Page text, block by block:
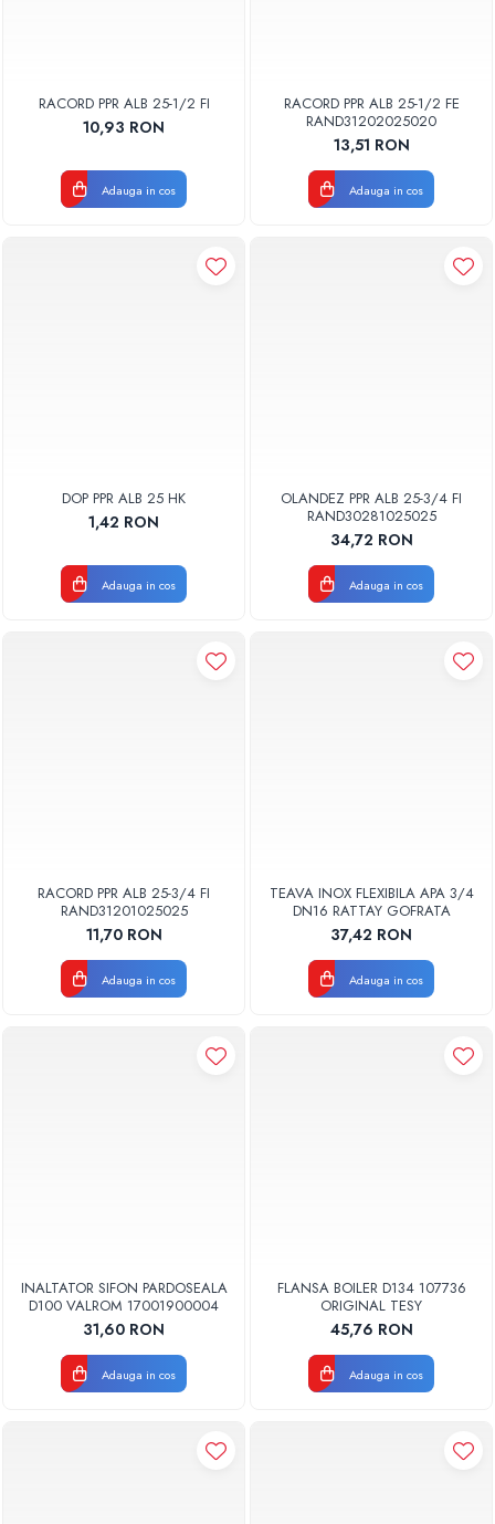
RACORD PPR ALB 25-1/2 FI
10,93 RON
Adauga in cos
RACORD PPR ALB 25-1/2 FE
RAND31202025020
13,51 RON
Adauga in cos
DOP PPR ALB 25 HK
1,42 RON
Adauga in cos
OLANDEZ PPR ALB 25-3/4 FI
RAND30281025025
34,72 RON
Adauga in cos
RACORD PPR ALB 25-3/4 FI
RAND31201025025
11,70 RON
Adauga in cos
TEAVA INOX FLEXIBILA APA 3/4
DN16 RATTAY GOFRATA
37,42 RON
Adauga in cos
INALTATOR SIFON PARDOSEALA
D100 VALROM 17001900004
31,60 RON
Adauga in cos
FLANSA BOILER D134 107736
ORIGINAL TESY
45,76 RON
Adauga in cos